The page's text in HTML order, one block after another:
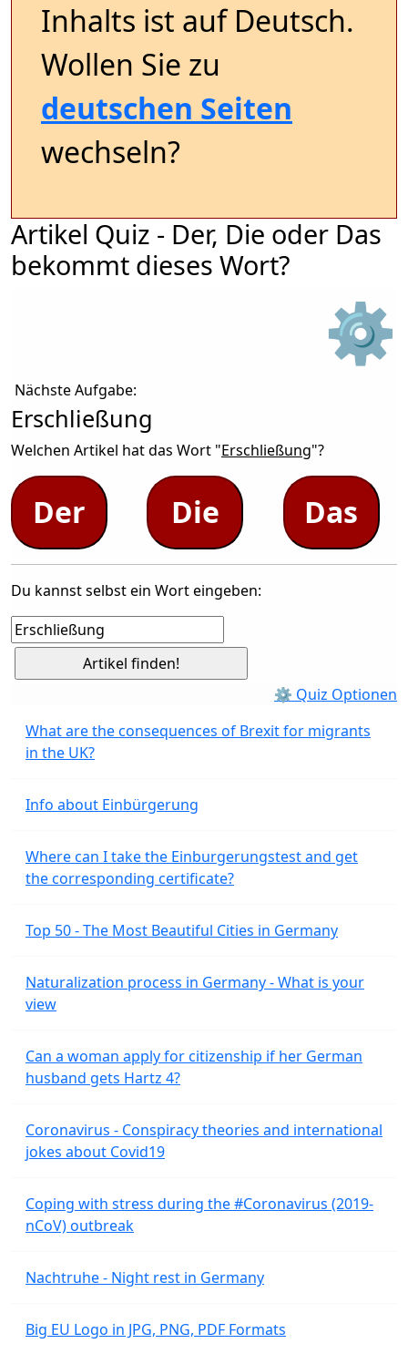
Inhalts ist auf Deutsch.
Wollen Sie zu
deutschen Seiten
wechseln?
Artikel Quiz - Der, Die oder Das
bekommt dieses Wort?
⚙
Nächste Aufgabe:
Erschließung
Welchen Artikel hat das Wort "Erschließung"?
Der Die Das
Du kannst selbst ein Wort eingeben:
⚙ Quiz Optionen
What are the consequences of Brexit for migrants
in the UK?
Info about Einbürgerung
Where can I take the Einburgerungstest and get
the corresponding certificate?
Top 50 - The Most Beautiful Cities in Germany
Naturalization process in Germany - What is your
view
Can a woman apply for citizenship if her German
husband gets Hartz 4?
Coronavirus - Conspiracy theories and international
jokes about Covid19
Coping with stress during the #Coronavirus (2019-
nCoV) outbreak
Nachtruhe - Night rest in Germany
Big EU Logo in JPG, PNG, PDF Formats